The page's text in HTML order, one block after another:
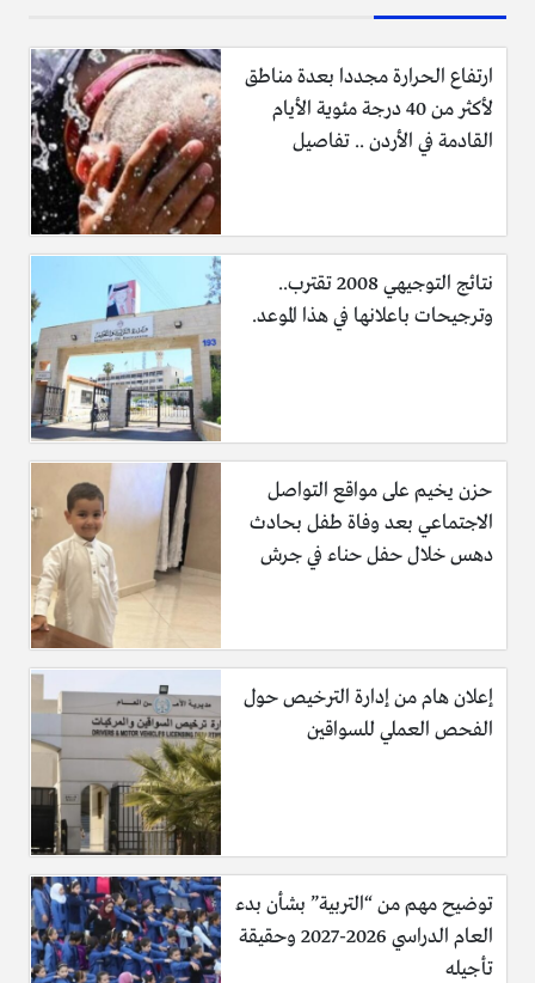
ارتفاع الحرارة مجددا بعدة مناطق
لأكثر من 40 درجة مئوية الأيام
القادمة في الأردن .. تفاصيل
نتائج التوجيهي 2008 تقترب..
وترجيحات باعلانها في هذا الموعد.
حزن يخيم على مواقع التواصل
الاجتماعي بعد وفاة طفل بحادث
دهس خلال حفل حناء في جرش
إعلان هام من إدارة الترخيص حول
الفحص العملي للسواقين
توضيح مهم من “التربية” بشأن بدء
العام الدراسي 2026-2027 وحقيقة
تأجيله